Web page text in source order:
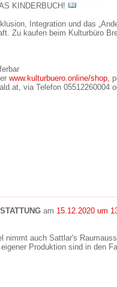
KINDERBUCH!
Integration und das
Zu kaufen beim Kulturbüro
www.kulturbuero.online/shop,
via Telefon 05512260004
am 15.12.2020 um
nimmt auch Sattlar's
Produktion sind in den